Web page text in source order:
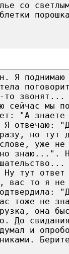
со
Я поднимаю
то звонят...
сейчас мы
"А
Я отвечаю:
но тут
уже не
знаю...".
тут ответ
вас то я
тоже не
она
До
и